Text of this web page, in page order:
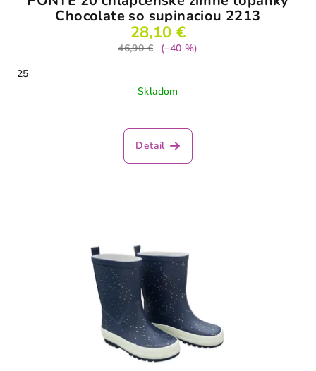
Chocolate so supinaciou 2213
28,10 €
46,90 €
(–40 %)
25
Skladom
Detail